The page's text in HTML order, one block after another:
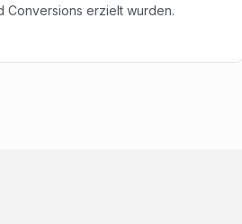
Conversions erzielt wurden.